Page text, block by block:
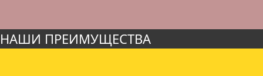
НАШИ ПРЕИМУЩЕСТВА